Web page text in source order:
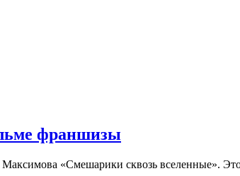
франшизы
«Смешарики сквозь вселенные».